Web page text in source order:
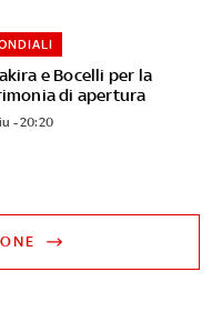
e Bocelli per la
di apertura
- 20:20